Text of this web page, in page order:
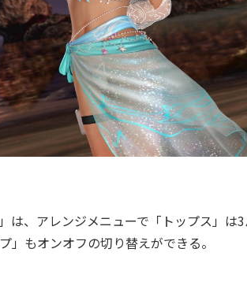
は、アレンジメニューで「トップス」は
もオンオフの切り替えができる。